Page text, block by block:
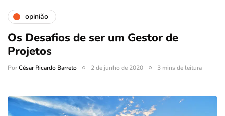
opinião
Os Desafios de ser um Gestor de
Projetos
PorCésar Ricardo Barreto 2 de junho de 2020 3 mins de leitura